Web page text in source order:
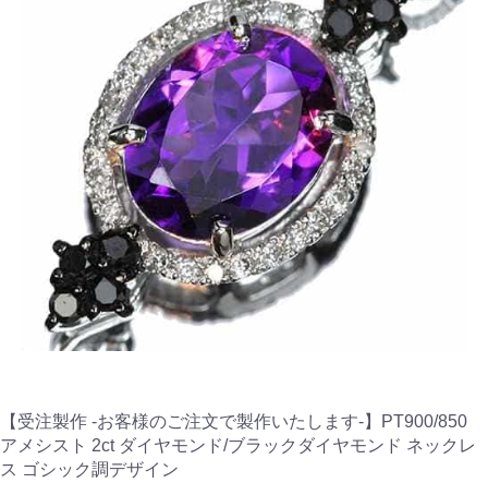
【受注製作 -お客様のご注文で製作いたします-】PT900/850
アメシスト 2ct ダイヤモンド/ブラックダイヤモンド ネックレ
ス ゴシック調デザイン